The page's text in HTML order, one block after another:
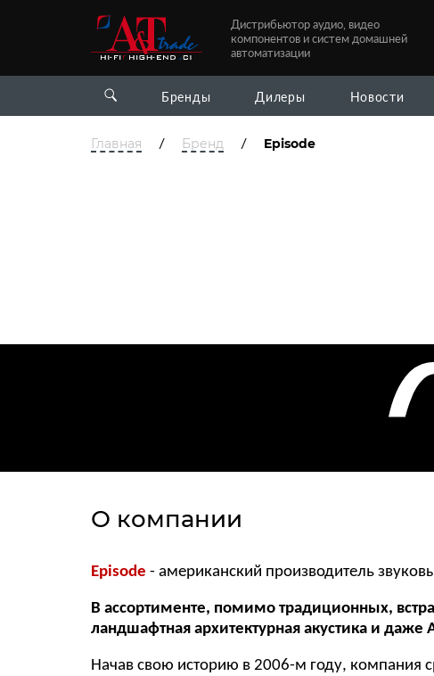
Дистрибьютор аудио, видео
компонентов и систем домашней
автоматизации
Бренды Дилеры Новости
Главная / Бренд / Episode
О компании
Episode - американский производитель
В ассортименте, помимо традиционных,
ландшафтная архитектурная акустика и даже
Начав свою историю в 2006-м году, компания